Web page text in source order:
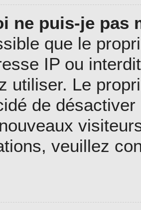
ne puis-je pas
que le
IP ou
utiliser. Le
de
veuillez